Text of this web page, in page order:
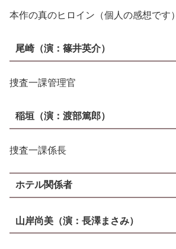
本作の真のヒロイン（個人の感想です）
尾崎（演： 篠井英介）
捜査一課管理官
稲垣（演： 渡部篤郎）
捜査一課係長
ホテル関係者
山岸尚美（演： 長澤まさみ）